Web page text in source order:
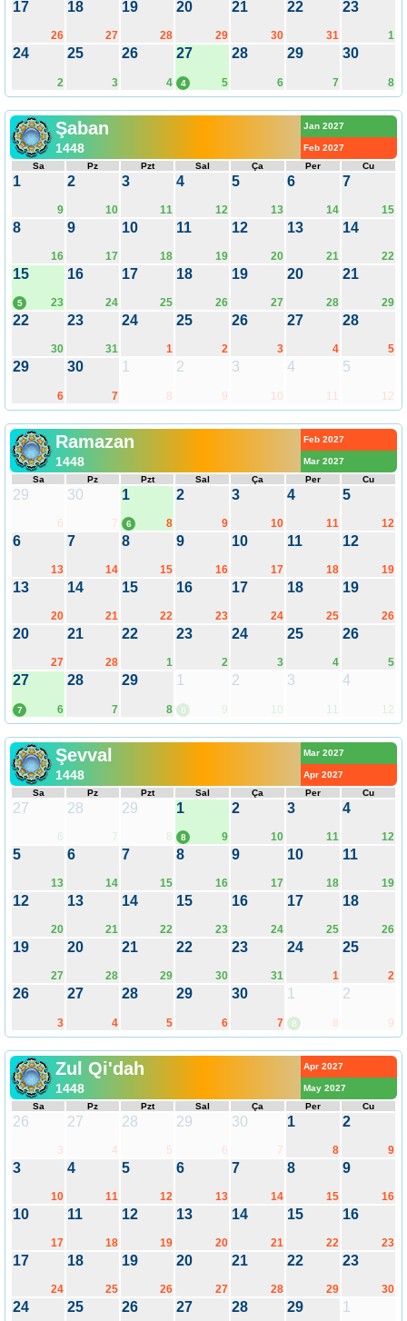
17
26
18
27
19
28
20
29
21
30
22
31
23
1
24
2
25
3
26
4
27
5
4
28
6
29
7
30
8
Şaban
1448
Jan 2027
Feb 2027
Sa
Pz Pzt Sal Ça Per Cu
1
9
2
10
3
11
4
12
5
13
6
14
7
15
8
16
9
17
10
18
11
19
12
20
13
21
14
22
15
23
5
16
24
17
25
18
26
19
27
20
28
21
29
22
30
23
31
24
1
25
2
26
3
27
4
28
5
29
6
30
7
1
8
2
9
3
10
4
11
5
12
Ramazan
1448
Feb 2027
Mar 2027
Sa
Pz Pzt Sal Ça Per Cu
29
6
30
7
1
8
6
2
9
3
10
4
11
5
12
6
13
7
14
8
15
9
16
10
17
11
18
12
19
13
20
14
21
15
22
16
23
17
24
18
25
19
26
20
27
21
28
22
1
23
2
24
3
25
4
26
5
27
6
7
28
7
29
8
1
9
6
2
10
3
11
4
12
Şevval
1448
Mar 2027
Apr 2027
Sa
Pz Pzt Sal Ça Per Cu
27
6
28
7
29
8
1
9
8
2
10
3
11
4
12
5
13
6
14
7
15
8
16
9
17
10
18
11
19
12
20
13
21
14
22
15
23
16
24
17
25
18
26
19
27
20
28
21
29
22
30
23
31
24
1
25
2
26
3
27
4
28
5
29
6
30
7
1
8
8
2
9
Zul Qi'dah
1448
Apr 2027
May 2027
Sa
Pz Pzt Sal Ça Per Cu
26
3
27
4
28
5
29
6
30
7
1
8
2
9
3
10
4
11
5
12
6
13
7
14
8
15
9
16
10
17
11
18
12
19
13
20
14
21
15
22
16
23
17
24
18
25
19
26
20
27
21
28
22
29
23
30
24 25 26 27 28 29 1